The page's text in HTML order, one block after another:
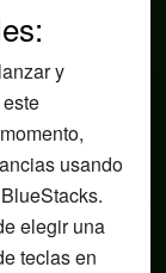
y
usando
elegir una
teclas en